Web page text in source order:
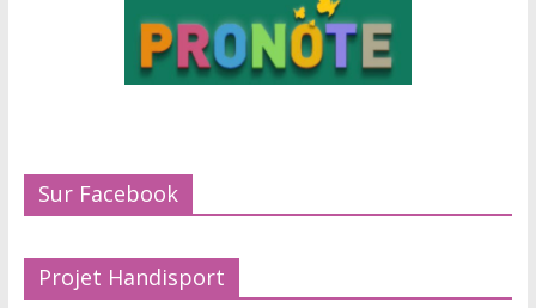
Sur Facebook
Projet Handisport